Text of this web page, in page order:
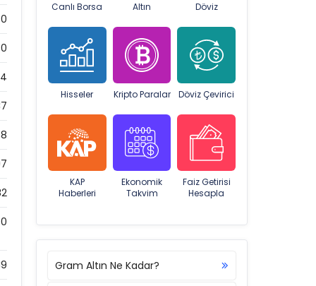
0
0
0
Canlı Borsa Altın Döviz
Hisseler Kripto Paralar Döviz Çevirici
KAP
Haberleri
Ekonomik
Takvim
Faiz Getirisi
Hesapla
Gram Altın Ne Kadar?